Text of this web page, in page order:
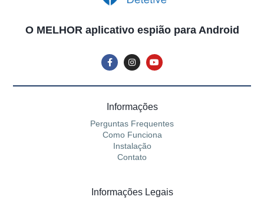
O MELHOR aplicativo espião para Android
Informações
Perguntas Frequentes
Como Funciona
Instalação
Contato
Informações Legais